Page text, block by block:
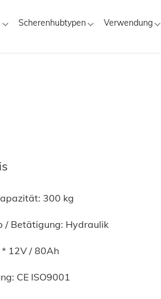
Scherenhubtypen Verwendung
300 kg
/ Betätigung: Hydraulik
12V / 80Ah
CE ISO9001